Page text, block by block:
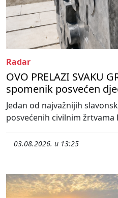
Radar
OVO PRELAZI SVAKU
spomenik posvećen
Jedan od najvažnijih
posvećenih civilnim žrtvama
03.08.2026. u 13:25